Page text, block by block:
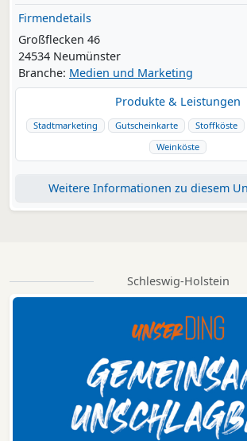
Firmendetails
Großflecken 46
24534 Neumünster
Branche: Medien und Marketing
Produkte & Leistungen
Stadtmarketing Gutscheinkarte Stoffköste
Weinköste
Weitere Informationen zu diesem
Schleswig-Holstein